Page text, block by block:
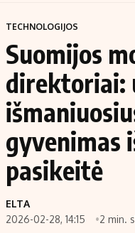
TECHNOLOGIJOS
Suomijos
direktoriai:
gyvenimas
pasikeitė
ELTA
2026-02-28, 14:15
2 min.